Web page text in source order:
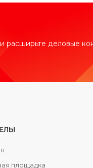
деловые
площадка